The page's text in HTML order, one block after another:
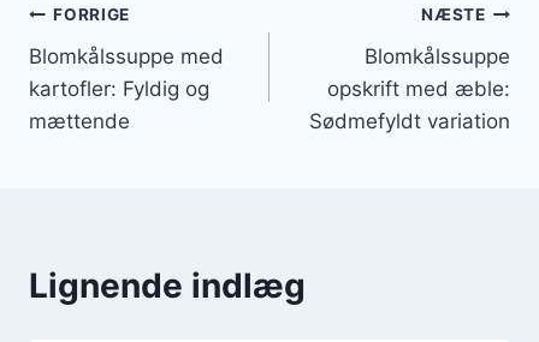
Indlægsnavigation
FORRIGE
Blomkålssuppe med
kartofler: Fyldig og
mættende
NÆSTE
Blomkålssuppe
opskrift med æble:
Sødmefyldt variation
Lignende indlæg